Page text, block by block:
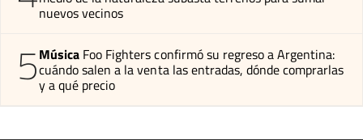
nuevos vecinos
5Música Foo Fighters confirmó su regreso a Argentina:
cuándo salen a la venta las entradas, dónde comprarlas
y a qué precio